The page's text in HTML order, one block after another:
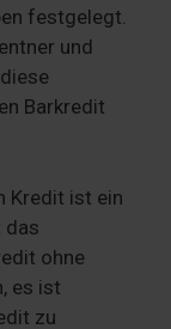
festgelegt.
und
Barkredit
Kredit ist ein
das
ohne
es ist
zu